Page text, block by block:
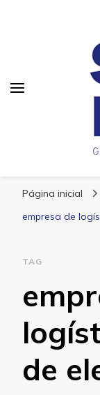
Página inicial
empresa de
TAG
de